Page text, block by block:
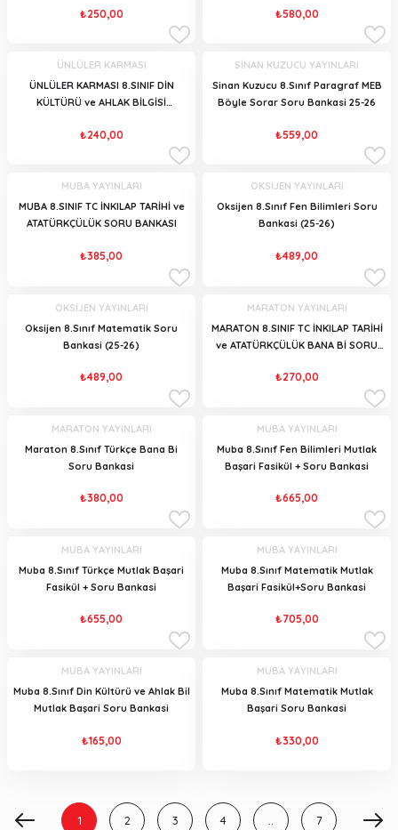
₺250,00 ₺580,00
ÜNLÜLER KARMASI
ÜNLÜLER KARMASI 8.SINIF DİN
KÜLTÜRÜ ve AHLAK BİLGİSİ
₺240,00
SİNAN KUZUCU YAYINLARI
Sinan Kuzucu 8.Sınıf Paragraf MEB
Böyle Sorar Soru Bankasi 25-26
₺559,00
MUBA YAYINLARI
MUBA 8.SINIF TC İNKILAP TARİHİ ve
ATATÜRKÇÜLÜK SORU BANKASI
₺385,00
OKSİJEN YAYINLARI
Oksijen 8.Sınıf Fen Bilimleri Soru
Bankasi (25-26)
₺489,00
OKSİJEN YAYINLARI
Oksijen 8.Sınıf Matematik Soru
Bankasi (25-26)
₺489,00
MARATON YAYINLARI
MARATON 8.SINIF TC İNKILAP TARİHİ
ve ATATÜRKÇÜLÜK BANA Bİ SORU
₺270,00
MARATON YAYINLARI
Maraton 8.Sınıf Türkçe Bana Bi
Soru Bankasi
₺380,00
MUBA YAYINLARI
Muba 8.Sınıf Fen Bilimleri Mutlak
Başari Fasikül + Soru Bankasi
₺665,00
MUBA YAYINLARI
Muba 8.Sınıf Türkçe Mutlak Başari
Fasikül + Soru Bankasi
₺655,00
MUBA YAYINLARI
Muba 8.Sınıf Matematik Mutlak
Başari Fasikül+Soru Bankasi
₺705,00
MUBA YAYINLARI
Muba 8.Sınıf Din Kültürü ve Ahlak Bil
Mutlak Başari Soru Bankasi
₺165,00
MUBA YAYINLARI
Muba 8.Sınıf Matematik Mutlak
Başari Soru Bankasi
₺330,00
1 2 3 4 7